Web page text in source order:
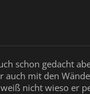
schon gedacht
mit den
nicht wieso er